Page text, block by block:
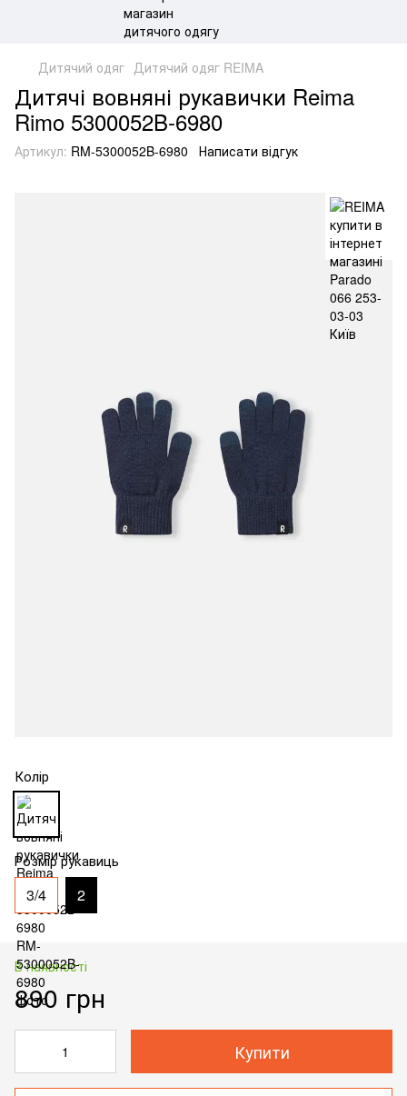
Дитячий одяг Дитячий одяг REIMA
Дитячі вовняні рукавички Reima
Rimo 5300052B-6980
Артикул: RM-5300052B-6980 Написати відгук
Колір
Розмір рукавиць
3/4 2
В наявності
890 грн
Купити